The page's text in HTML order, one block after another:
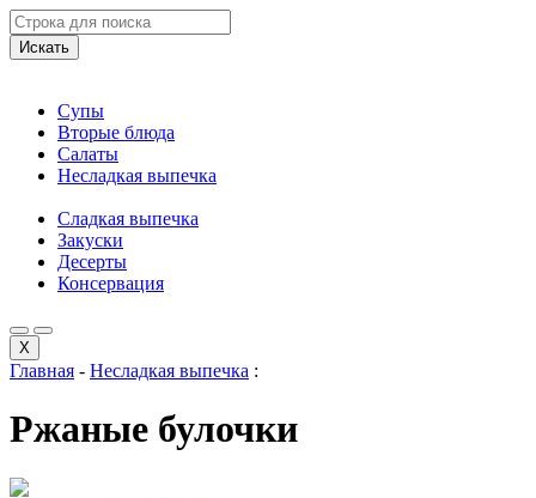
Искать
Супы
Вторые блюда
Салаты
Несладкая выпечка
Сладкая выпечка
Закуски
Десерты
Консервация
X
Главная - Несладкая выпечка :
Ржаные булочки